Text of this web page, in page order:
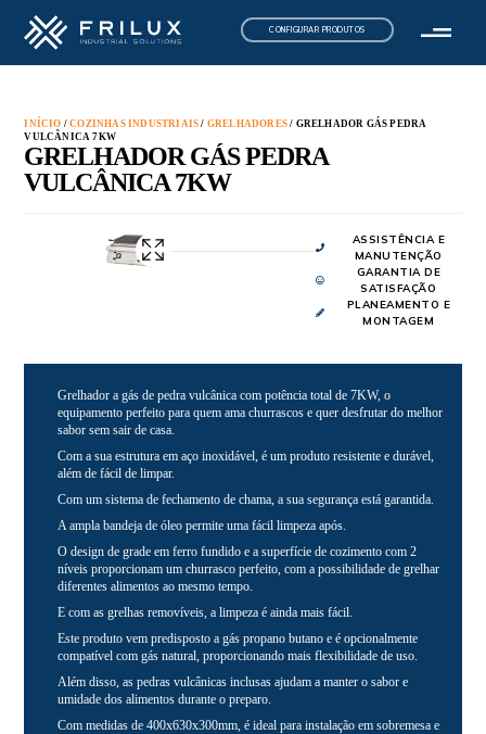
CONFIGURAR PRODUTOS
INÍCIO /COZINHAS INDUSTRIAIS / GRELHADORES / GRELHADOR GÁS PEDRA
VULCÂNICA 7KW
GRELHADOR GÁS PEDRA
VULCÂNICA 7KW
ASSISTÊNCIA E
MANUTENÇÃO
GARANTIA DE
SATISFAÇÃO
PLANEAMENTO E
MONTAGEM
Grelhador a gás de pedra vulcânica com potência total de 7KW, o
equipamento perfeito para quem ama churrascos e quer desfrutar do melhor
sabor sem sair de casa.
Com a sua estrutura em aço inoxidável, é um produto resistente e durável,
além de fácil de limpar.
Com um sistema de fechamento de chama, a sua segurança está garantida.
A ampla bandeja de óleo permite uma fácil limpeza após.
O design de grade em ferro fundido e a superfície de cozimento com 2
níveis proporcionam um churrasco perfeito, com a possibilidade de grelhar
diferentes alimentos ao mesmo tempo.
E com as grelhas removíveis, a limpeza é ainda mais fácil.
Este produto vem predisposto a gás propano butano e é opcionalmente
compatível com gás natural, proporcionando mais flexibilidade de uso.
Além disso, as pedras vulcânicas inclusas ajudam a manter o sabor e
umidade dos alimentos durante o preparo.
Com medidas de 400x630x300mm, é ideal para instalação em sobremesa e